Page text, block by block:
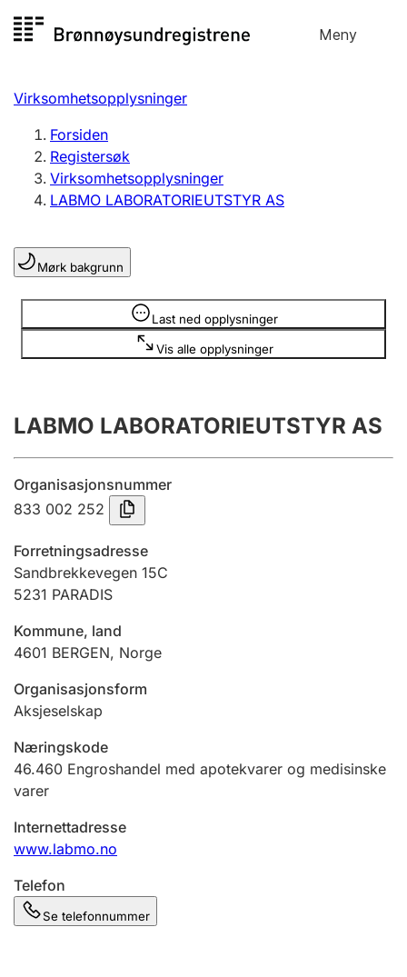
til
Meny
Registersøk
Aksjeselskap
Enkeltpersonforetak
Registrere, endre, slette
Lag og forening
Registrere, endre, slette
Årsregnskap
Innsending og forsinkelsesgebyr
Jeger
Ektepaktveileder
Offentlig sektor
Andre tema
Virksomhetsopplysninger
Forsiden
Registersøk
Virksomhetsopplysninger
LABMO LABORATORIEUTSTYR AS
Mørk bakgrunn
Last ned opplysninger
Vis alle opplysninger
Opplysninger er skjult
LABMO LABORATORIEUTSTYR AS
Organisasjonsnummer
833 002 252
Forretningsadresse
Sandbrekkevegen 15C
5231 PARADIS
Kommune, land
4601 BERGEN, Norge
Organisasjonsform
Aksjeselskap
Næringskode
46.460 Engroshandel med apotekvarer og medisinske
varer
Internettadresse
www.labmo.no
Telefon
Se telefonnummer